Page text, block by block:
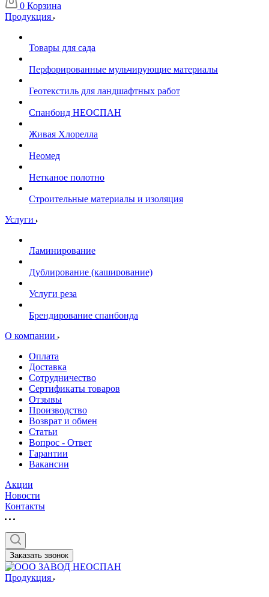
0 Корзина
Продукция
Товары для сада
Перфорированные мульчирующие материалы
Геотекстиль для ландшафтных работ
Спанбонд НЕОСПАН
Живая Хлорелла
Нeомед
Нетканое полотно
Строительные материалы и изоляция
Услуги
Ламинирование
Дублирование (каширование)
Услуги реза
Брендирование спанбонда
О компании
Оплата
Доставка
Сотрудничество
Сертификаты товаров
Отзывы
Производство
Возврат и обмен
Статьи
Вопрос - Ответ
Гарантии
Вакансии
Акции
Новости
Контакты
Заказать звонок
Продукция